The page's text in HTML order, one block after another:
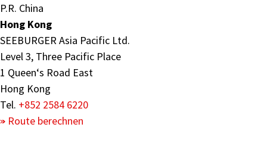
P.R. China
Hong Kong
SEEBURGER Asia Pacific Ltd.
Level 3, Three Pacific Place
1 Queen‘s Road East
Hong Kong
Tel. +852 2584 6220
Route berechnen